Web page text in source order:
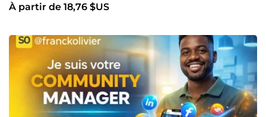
À partir de 18,76 $US